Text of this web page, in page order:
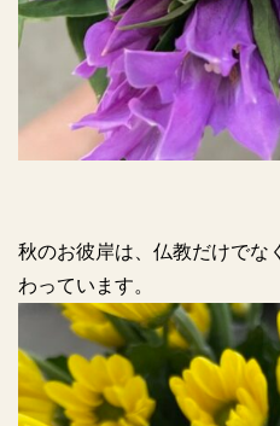
秋のお彼岸は、仏教だけでな
わっています。